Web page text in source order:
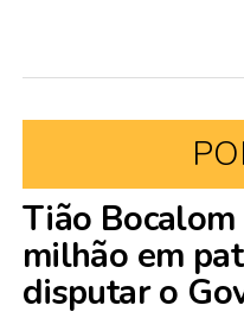
Tião
milhão em
disputar o